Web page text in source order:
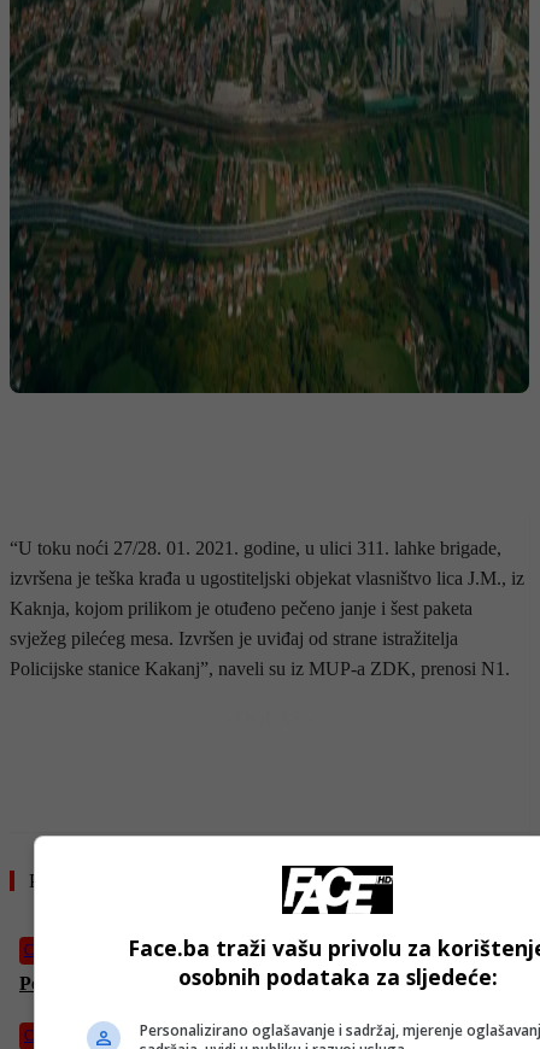
“U toku noći 27/28. 01. 2021. godine, u ulici 311. lahke brigade,
izvršena je teška krađa u ugostiteljski objekat vlasništvo lica J.M., iz
Kaknja, kojom prilikom je otuđeno pečeno janje i šest paketa
svježeg pilećeg mesa. Izvršen je uviđaj od strane istražitelja
Policijske stanice Kakanj”, naveli su iz MUP-a ZDK, prenosi N1.
Pročitajte još
Crna hronika
Pet osoba povrijeđeno u sudaru kod Kalesije
Crna hronika
Face.ba traži vašu privolu za
osobnih podataka za sljedeće:
Personalizirano oglašavanje i sadržaj, mjerenje